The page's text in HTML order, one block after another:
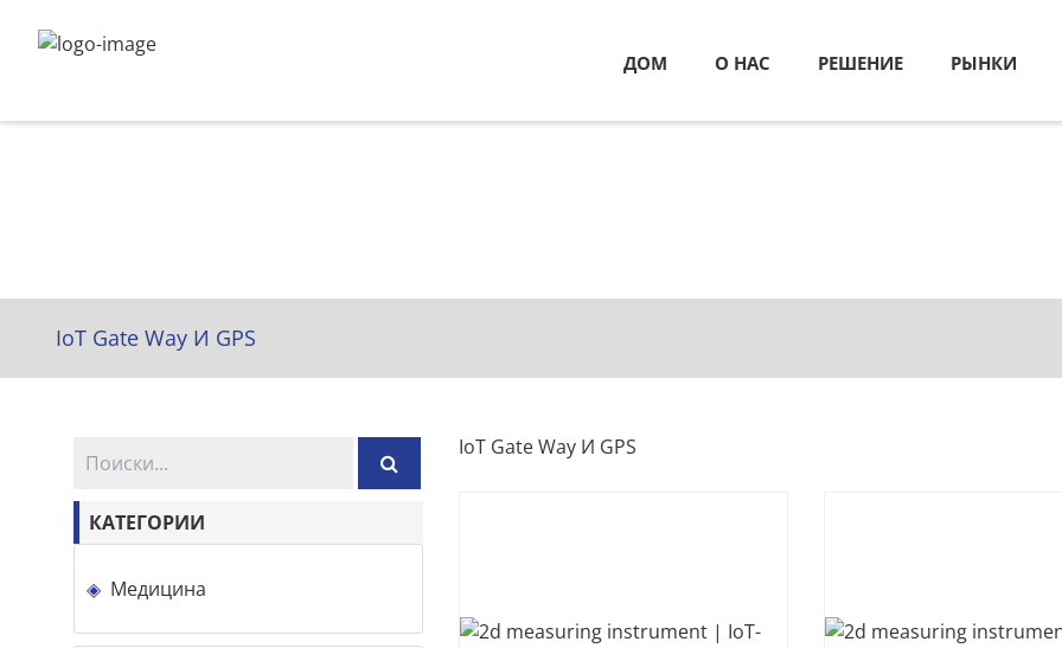
ДОМ О НАС РЕШЕНИЕ РЫНКИ
IoT Gate Way И GPS
IoT Gate Way И GPS
КАТЕГОРИИ
Медицина